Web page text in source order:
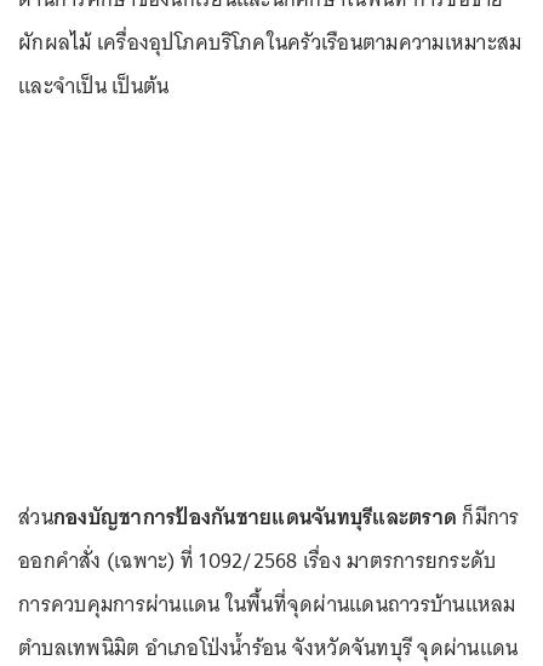
ผักผลไม้ เครื่องอุปโภคบริโภคในครัวเรือนตามความเหมาะสม
และจำเป็น เป็นต้น
ส่วนกองบัญชาการป้องกันชายแดนจันทบุรีและตราดก็มีการ
ออกคำสั่ง (เฉพาะ) ที่ 1092/2568 เรื่อง มาตรการยกระดับ
การควบคุมการผ่านแดน ในพื้นที่จุดผ่านแดนถาวรบ้านแหลม
ตำบลเทพนิมิต อำเภอโป่งน้ำร้อน จังหวัดจันทบุรี จุดผ่านแดน